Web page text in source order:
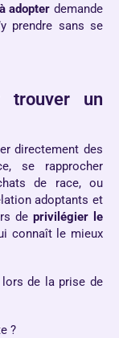
adopter demande
prendre sans se
trouver un
directement des
se rapprocher
de race, ou
adoptants et
de privilégier le
connaît le mieux
de la prise de
?